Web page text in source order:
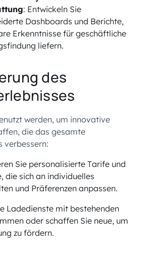
: Entwickeln Sie
Dashboards und Berichte,
Erkenntnisse für geschäftliche
liefern.
des
werden, um innovative
die das gesamte
verbessern:
Sie personalisierte Tarife und
die sich an individuelles
und Präferenzen anpassen.
Ladedienste mit bestehenden
oder schaffen Sie neue, um
zu fördern.